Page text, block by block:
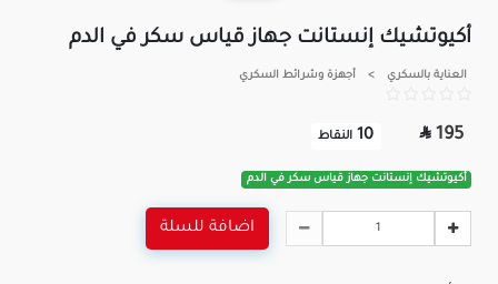
أكيوتشيك إنستانت جهاز قياس سكر في الدم
العناية بالسكري > أجهزة وشرائط السكري
195

10 النقاط
أكيوتشيك إنستانت جهاز قياس سكر في الدم
اضافة للسلة